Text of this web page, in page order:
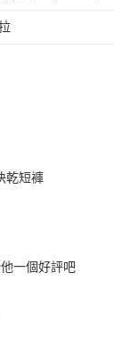
乾短褲
一個好評吧